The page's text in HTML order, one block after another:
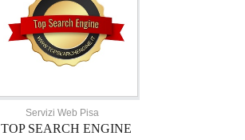
Servizi Web Pisa
TOP SEARCH ENGINE